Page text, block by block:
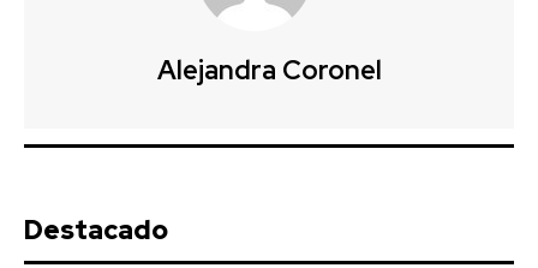
Alejandra Coronel
Destacado